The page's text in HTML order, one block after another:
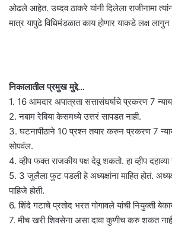
ओढले आहेत. उध्दव ठाकरे यांनी दिलेला राजीनामा
मात्र यापुढे विधिमंडळात काय होणार याकडे लक्ष
निकालातील प्रमुख मुद्दे…
1. 16 आमदार अपात्रता सत्तासंघर्षाचे प्रकरण 7
2. नबाम रेबिया केसमध्ये उत्तरं सापडत नाही.
3. घटनापीठाने 10 प्रश्न तयार करुन प्रकरण 7
सोपवंल.
4. व्हीप फक्त राजकीय पक्ष देवू शकतो. हा व्हीप दहाव्या
5. 3 जुलैला फुट पडली हे अध्यक्षांना माहित होतं.
पाहिजे होती.
6. शिंदे गटाचे प्रतोद भरत गोगावले यांची नियुक्ती
7. मीच खरी शिवसेना असा दावा कुणीच करु शकत